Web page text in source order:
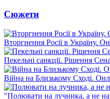
Сюжети
Вторгнення Росії в Україну.
Пекельні санкції. Рішення
Війна на Близькому Сході.
"Полювати на лучника, а не на